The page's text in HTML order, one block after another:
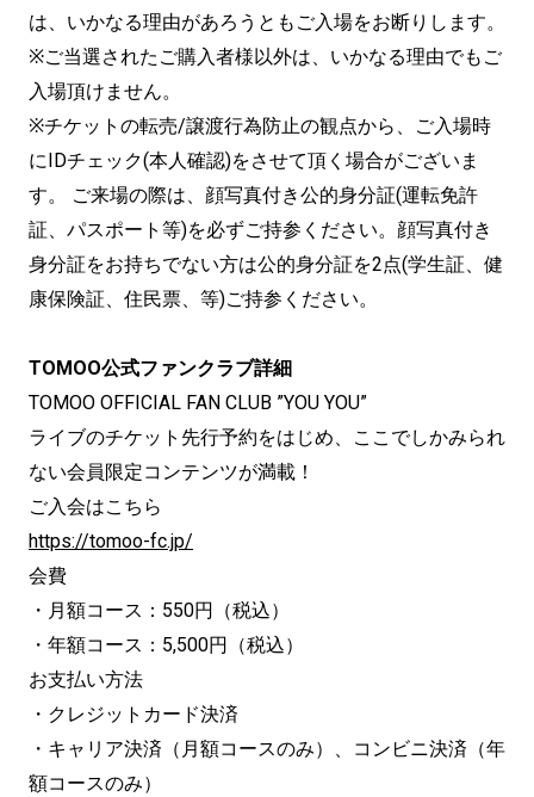
は、いかなる理由があろうともご入場をお断りします。
※ご当選されたご購入者様以外は、いかなる理由でもご
入場頂けません。
※チケットの転売/譲渡行為防止の観点から、ご入場時
にIDチェック(本人確認)をさせて頂く場合がございま
す。 ご来場の際は、顔写真付き公的身分証(運転免許
証、パスポート等)を必ずご持参ください。顔写真付き
身分証をお持ちでない方は公的身分証を2点(学生証、健
康保険証、住⺠票、等)ご持参ください。
TOMOO公式ファンクラブ詳細
TOMOO OFFICIAL FAN CLUB ”YOU YOU”
ライブのチケット先行予約をはじめ、ここでしかみられ
ない会員限定コンテンツが満載！
ご入会はこちら
https://tomoo-fc.jp/
会費
・月額コース：550円（税込）
・年額コース：5,500円（税込）
お支払い方法
・クレジットカード決済
・キャリア決済（月額コースのみ）、コンビニ決済（年
額コースのみ）